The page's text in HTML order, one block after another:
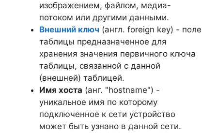
изображением, файлом, медиа-
потоком или другими данными.
Внешний ключ (англ. foreign key) - поле
таблицы предназначенное для
хранения значения первичного ключа
таблицы, связанной с данной
(внешней) таблицей.
Имя хоста (анг. "hostname") -
уникальное имя по которому
подключенное к сети устройство
может быть узнано в данной сети.